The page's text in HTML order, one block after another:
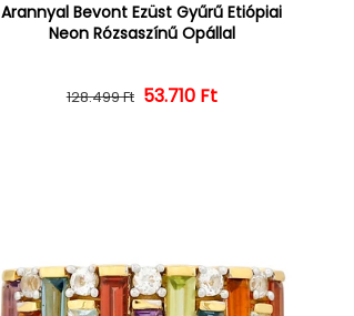
Arannyal Bevont Ezüst Gyűrű Etiópiai
Neon Rózsaszínű Opállal
Normál ár
128.499 Ft Kedvezményes ár
53.710 Ft